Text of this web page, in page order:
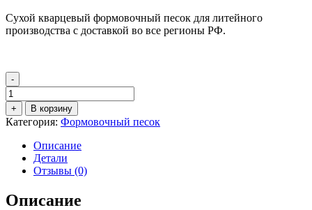
Сухой кварцевый формовочный песок для литейного
производства с доставкой во все регионы РФ.
-
Количество
товара
Формовочный
кварцевый
песок
1К4О3025
+ В корзину
Категория: Формовочный песок
Описание
Детали
Отзывы (0)
Описание